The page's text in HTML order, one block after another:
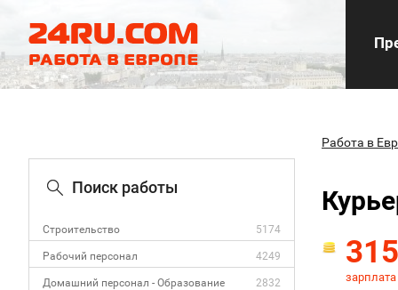
Поиск работы
Строительство 5174
Рабочий персонал 4249
Домашний персонал - Образование 2832
Работа в